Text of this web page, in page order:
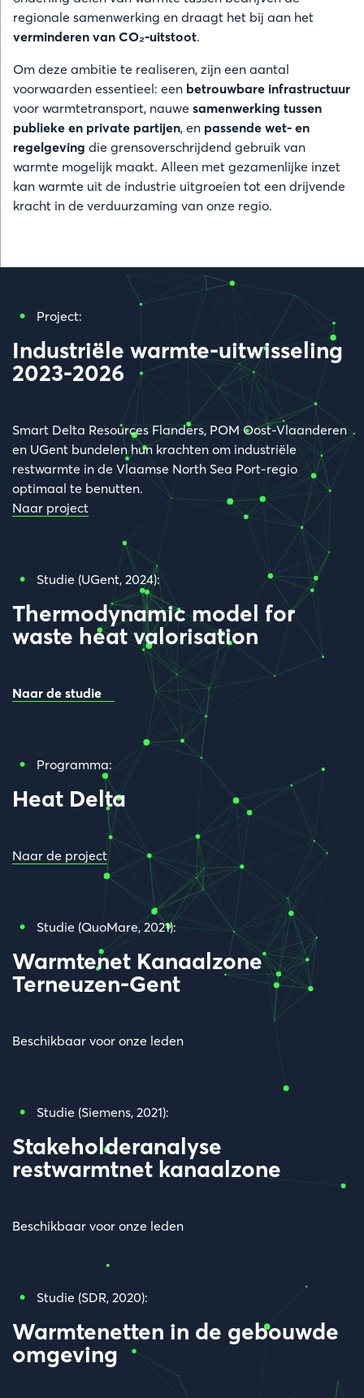
regionale samenwerking en draagt het bij aan het
verminderen van CO₂-uitstoot.
Om deze ambitie te realiseren, zijn een aantal
voorwaarden essentieel: een betrouwbare infrastructuur
voor warmtetransport, nauwe samenwerking tussen
publieke en private partijen, en passende wet- en
regelgeving die grensoverschrijdend gebruik van
warmte mogelijk maakt. Alleen met gezamenlijke inzet
kan warmte uit de industrie uitgroeien tot een drijvende
kracht in de verduurzaming van onze regio.
Project:
Industriële warmte-uitwisseling
2023-2026
Smart Delta Resources Flanders, POM Oost-Vlaanderen
en UGent bundelen hun krachten om industriële
restwarmte in de Vlaamse North Sea Port-regio
optimaal te benutten.
Naar project
Studie (UGent, 2024):
Thermodynamic model for
waste heat valorisation
Naar de studie
Programma:
Heat Delta
Naar de project
Studie (QuoMare, 2021):
Warmtenet Kanaalzone
Terneuzen-Gent
Beschikbaar voor onze leden
Studie (Siemens, 2021):
Stakeholderanalyse
restwarmtnet kanaalzone
Beschikbaar voor onze leden
Studie (SDR, 2020):
Warmtenetten in de gebouwde
omgeving